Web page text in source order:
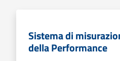
Sistema di
della Performance